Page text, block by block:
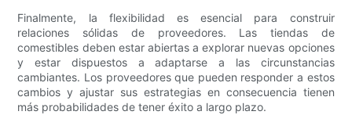
Finalmente, la flexibilidad es esencial para construir
relaciones sólidas de proveedores. Las tiendas de
comestibles deben estar abiertas a explorar nuevas opciones
y estar dispuestos a adaptarse a las circunstancias
cambiantes. Los proveedores que pueden responder a estos
cambios y ajustar sus estrategias en consecuencia tienen
más probabilidades de tener éxito a largo plazo.